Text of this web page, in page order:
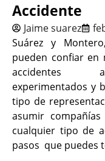
Accidente
Jaime suarez
Suárez y
pueden confiar
accidentes
experimentados y
tipo de
asumir
cualquier tipo de
pasos que puedes